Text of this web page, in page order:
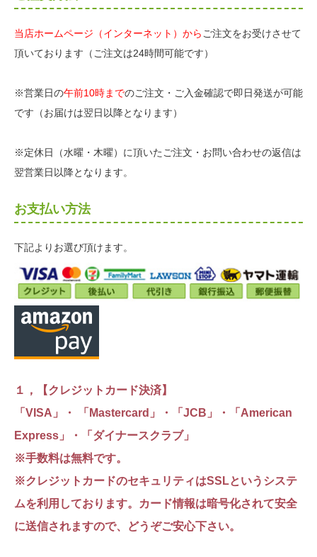
当店ホームページ（インターネット）からご注文をお受けさせて
頂いております（ご注文は24時間可能です）
※営業日の午前10時までのご注文・ご入金確認で即日発送が可能
です（お届けは翌日以降となります）
※定休日（水曜・木曜）に頂いたご注文・お問い合わせの返信は
翌営業日以降となります。
お支払い方法
下記よりお選び頂けます。
１，【クレジットカード決済】
「VISA」・ 「Mastercard」・「JCB」・「American
Express」・「ダイナースクラブ」
※手数料は無料です。
※クレジットカードのセキュリティはSSLというシステ
ムを利用しております。カード情報は暗号化されて安全
に送信されますので、どうぞご安心下さい。